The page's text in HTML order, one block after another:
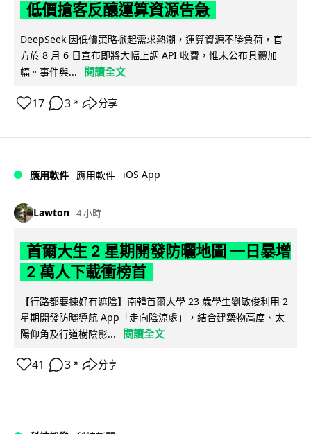
低價搶客反釀運算資源告急
DeepSeek 因低價策略掀起需求熱潮，運算資源不勝負荷，官
方於 8 月 6 日宣布即將大幅上調 API 收費，惟未公布具體加
幅。事件與...
閱讀全文
17 3 ↗ 分享
應用軟件 應用軟件 iOS App
Lawton 4 小時
首爾大生 2 星期開發防曬地圖 一日暴增
2 萬人下載衝榜首
【行路都要揀好有遮陰】南韓首爾大學 23 歲學生劉敏俊利用 2
星期開發防曬導航 App「走向陰涼處」，結合建築物高度、太
陽仰角及行道樹陰影...
閱讀全文
41 3 ↗ 分享